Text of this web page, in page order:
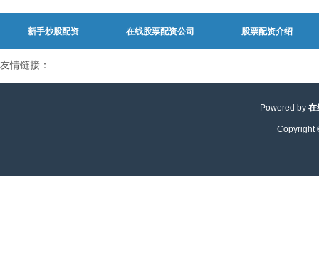
新手炒股配资 在线股票配资公司 股票配资介绍
友情链接：
Powered by 在
Copyright